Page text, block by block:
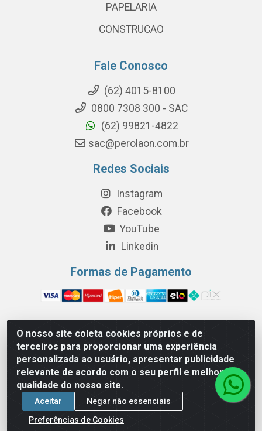
O nosso site coleta cookies próprios e de
terceiros para proporcionar uma experiência
personalizada ao usuário, apresentar publicidade
relevante de acordo com o seu perfil e melhorar a
qualidade do nosso site.
Aceitar
Negar não essenciais
Preferências de Cookies
PAPELARIA
CONSTRUCAO
Fale Conosco
(62) 4015-8100
0800 7308 300 - SAC
(62) 99821-4822
sac@perolaon.com.br
Redes Sociais
Instagram
Facebook
YouTube
Linkedin
Formas de Pagamento
Perola Distribuição e Logística S/A - Av. Anhanguera km 24 N°
200 Bloco 12-A -Jardim Jaraguá, São Paulo/SP - Cep 05.275-
000 - CNPJ 06.204.131/0001-77